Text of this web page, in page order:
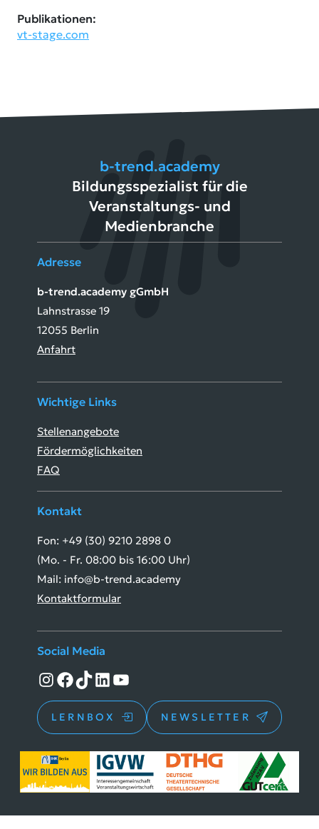
Publikationen:
vt-stage.com
b-trend.academy
Bildungsspezialist für die
Veranstaltungs- und
Medienbranche
Adresse
b-trend.academy gGmbH
Lahnstrasse 19
12055 Berlin
Anfahrt
Wichtige Links
Stellenangebote
Fördermöglichkeiten
FAQ
Kontakt
Fon: +49 (30) 9210 2898 0
(Mo. - Fr. 08:00 bis 16:00 Uhr)
Mail: info@b-trend.academy
Kontaktformular
Social Media
Instagram
Facebook
TikTokLinkedInYouTube
LERNBOX NEWSLETTER